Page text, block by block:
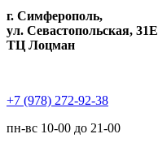
г. Симферополь,
ул. Севастопольская, 31Е
ТЦ Лоцман
+7 (978) 272-92-38
пн-вс 10-00 до 21-00